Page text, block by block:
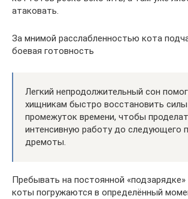
атаковать.
За мнимой расслабленностью кота
боевая готовность
Легкий непродолжительный сон
хищникам быстро восстановить
промежуток времени, чтобы
интенсивную работу до следующего
дремоты.
Пребывать на постоянной «подзарядке»
коты погружаются в определённый